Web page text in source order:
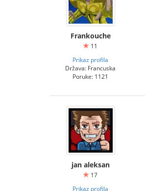
Frankouche
11
Prikaz profila
Država: Francuska
Poruke: 1121
jan aleksan
17
Prikaz profila